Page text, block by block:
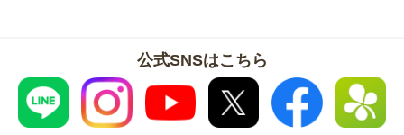
公式SNSはこちら